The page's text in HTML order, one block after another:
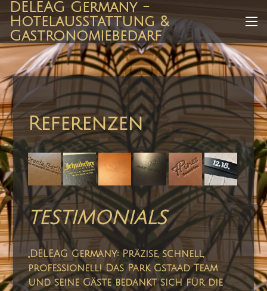
Zum
Inhalt
springen
DELEAG Germany -
Hotelausstattung &
Gastronomiebedarf
Referenzen
TESTIMONIALS
„DELEAG Germany: Präzise, schnell,
professionell! Das Park Gstaad Team
und seine Gäste bedankt sich für die